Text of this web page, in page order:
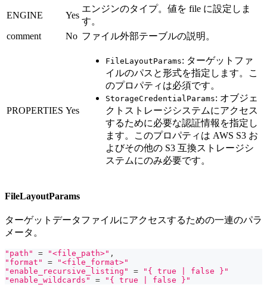
ENGINE Yes
エンジンのタイプ。値を file に設定しま
す。
comment
No ファイル外部テーブルの説明。
PROPERTIES Yes
FileLayoutParams: ターゲットファ
イルのパスと形式を指定します。こ
のプロパティは必須です。
StorageCredentialParams: オブジェ
クトストレージシステムにアクセス
するために必要な認証情報を指定し
ます。このプロパティは AWS S3 お
よびその他の S3 互換ストレージシ
ステムにのみ必要です。
FileLayoutParams
ターゲットデータファイルにアクセスするための一連のパラ
メータ。
"path" = "<file_path>" ,
"format"
=
"<file_format>"
"enable_recursive_listing"
=
"{ true | false }"
"enable_wildcards"
= "{ true | false }"